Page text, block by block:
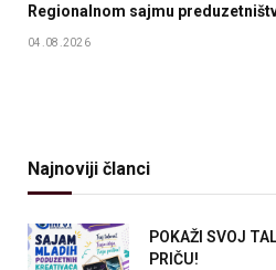
Regionalnom sajmu
04.08.2026
Najnoviji članci
POKAŽI SVOJ
PRIČU!